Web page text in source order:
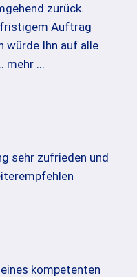
zurück.
Auftrag
würde Ihn auf alle
mehr ...
sehr zufrieden und
kompetenten